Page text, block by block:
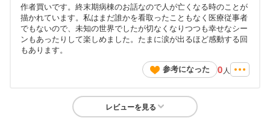
作者買いです。終末期病棟のお話なので人が亡くなる時のことが
描かれています。私はまだ誰かを看取ったこともなく医療従事者
でもないので、未知の世界でしたが切なくなりつつも幸せなシー
ンもあったりして楽しめました。たまに涙が出るほど感動する回
もあります。
参考になった
0 人
レビューを見る